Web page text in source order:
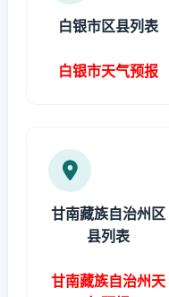
白银市区县列表
白银市天气预报
甘南藏族自治州区
县列表
甘南藏族自治州天